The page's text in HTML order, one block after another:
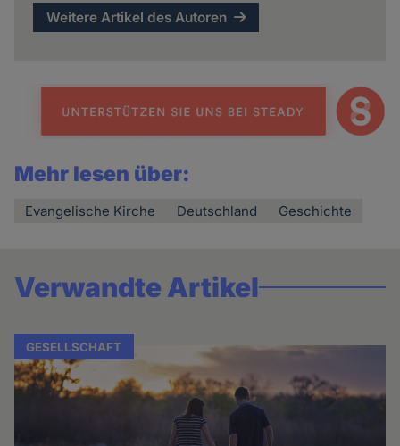
Weitere Artikel des Autoren
Mehr lesen über:
Evangelische Kirche Deutschland Geschichte
Verwandte Artikel
GESELLSCHAFT